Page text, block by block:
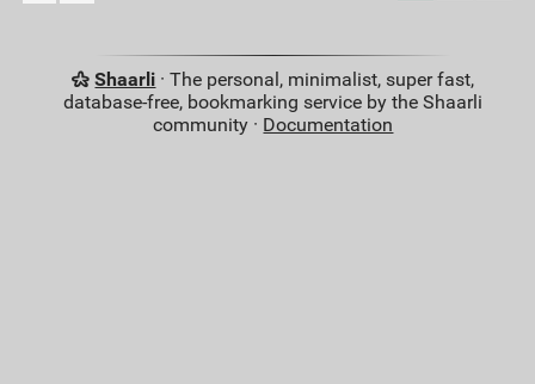
Shaarli · The personal, minimalist, super fast,
database-free, bookmarking service by the Shaarli
community · Documentation